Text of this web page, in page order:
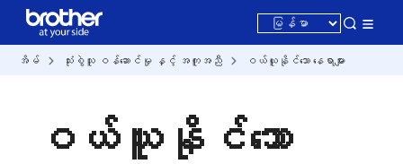
အိမ် သုံးစွဲသူ ဝန်ဆောင်မှု နှင့် အကူအညီ ဝယ်ယူနိုင်သော နေရာများ
ဝယ်ယူနိုင်သော